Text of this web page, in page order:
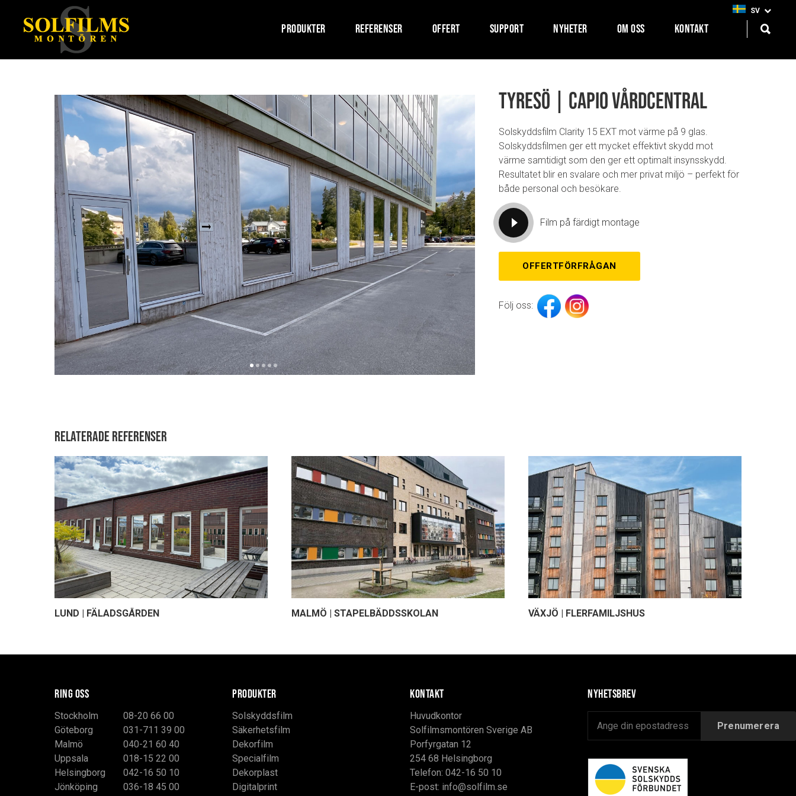
SV
PRODUKTER REFERENSER OFFERT SUPPORT NYHETER OM OSS KONTAKT
Tyresö | Capio Vårdcentral
Solskyddsfilm Clarity 15 EXT mot värme på 9 glas.
Solskyddsfilmen ger ett mycket effektivt skydd mot
värme samtidigt som den ger ett optimalt insynsskydd.
Resultatet blir en svalare och mer privat miljö – perfekt för
både personal och besökare.
Film på färdigt montage
OFFERTFÖRFRÅGAN
Följ oss:
Relaterade referenser
LUND | FÄLADSGÅRDEN MALMÖ | STAPELBÄDDSSKOLAN VÄXJÖ | FLERFAMILJSHUS
RING OSS
Stockholm
08-20 66 00
Göteborg
031-711 39 00
Malmö
040-21 60 40
Uppsala
018-15 22 00
Helsingborg
042-16 50 10
Jönköping
036-18 45 00
PRODUKTER
Solskyddsfilm
Säkerhetsfilm
Dekorfilm
Specialfilm
Dekorplast
Digitalprint
KONTAKT
Huvudkontor
Solfilmsmontören Sverige AB
Porfyrgatan 12
254 68 Helsingborg
Telefon: 042-16 50 10
E-post: info@solfilm.se
Nyhetsbrev